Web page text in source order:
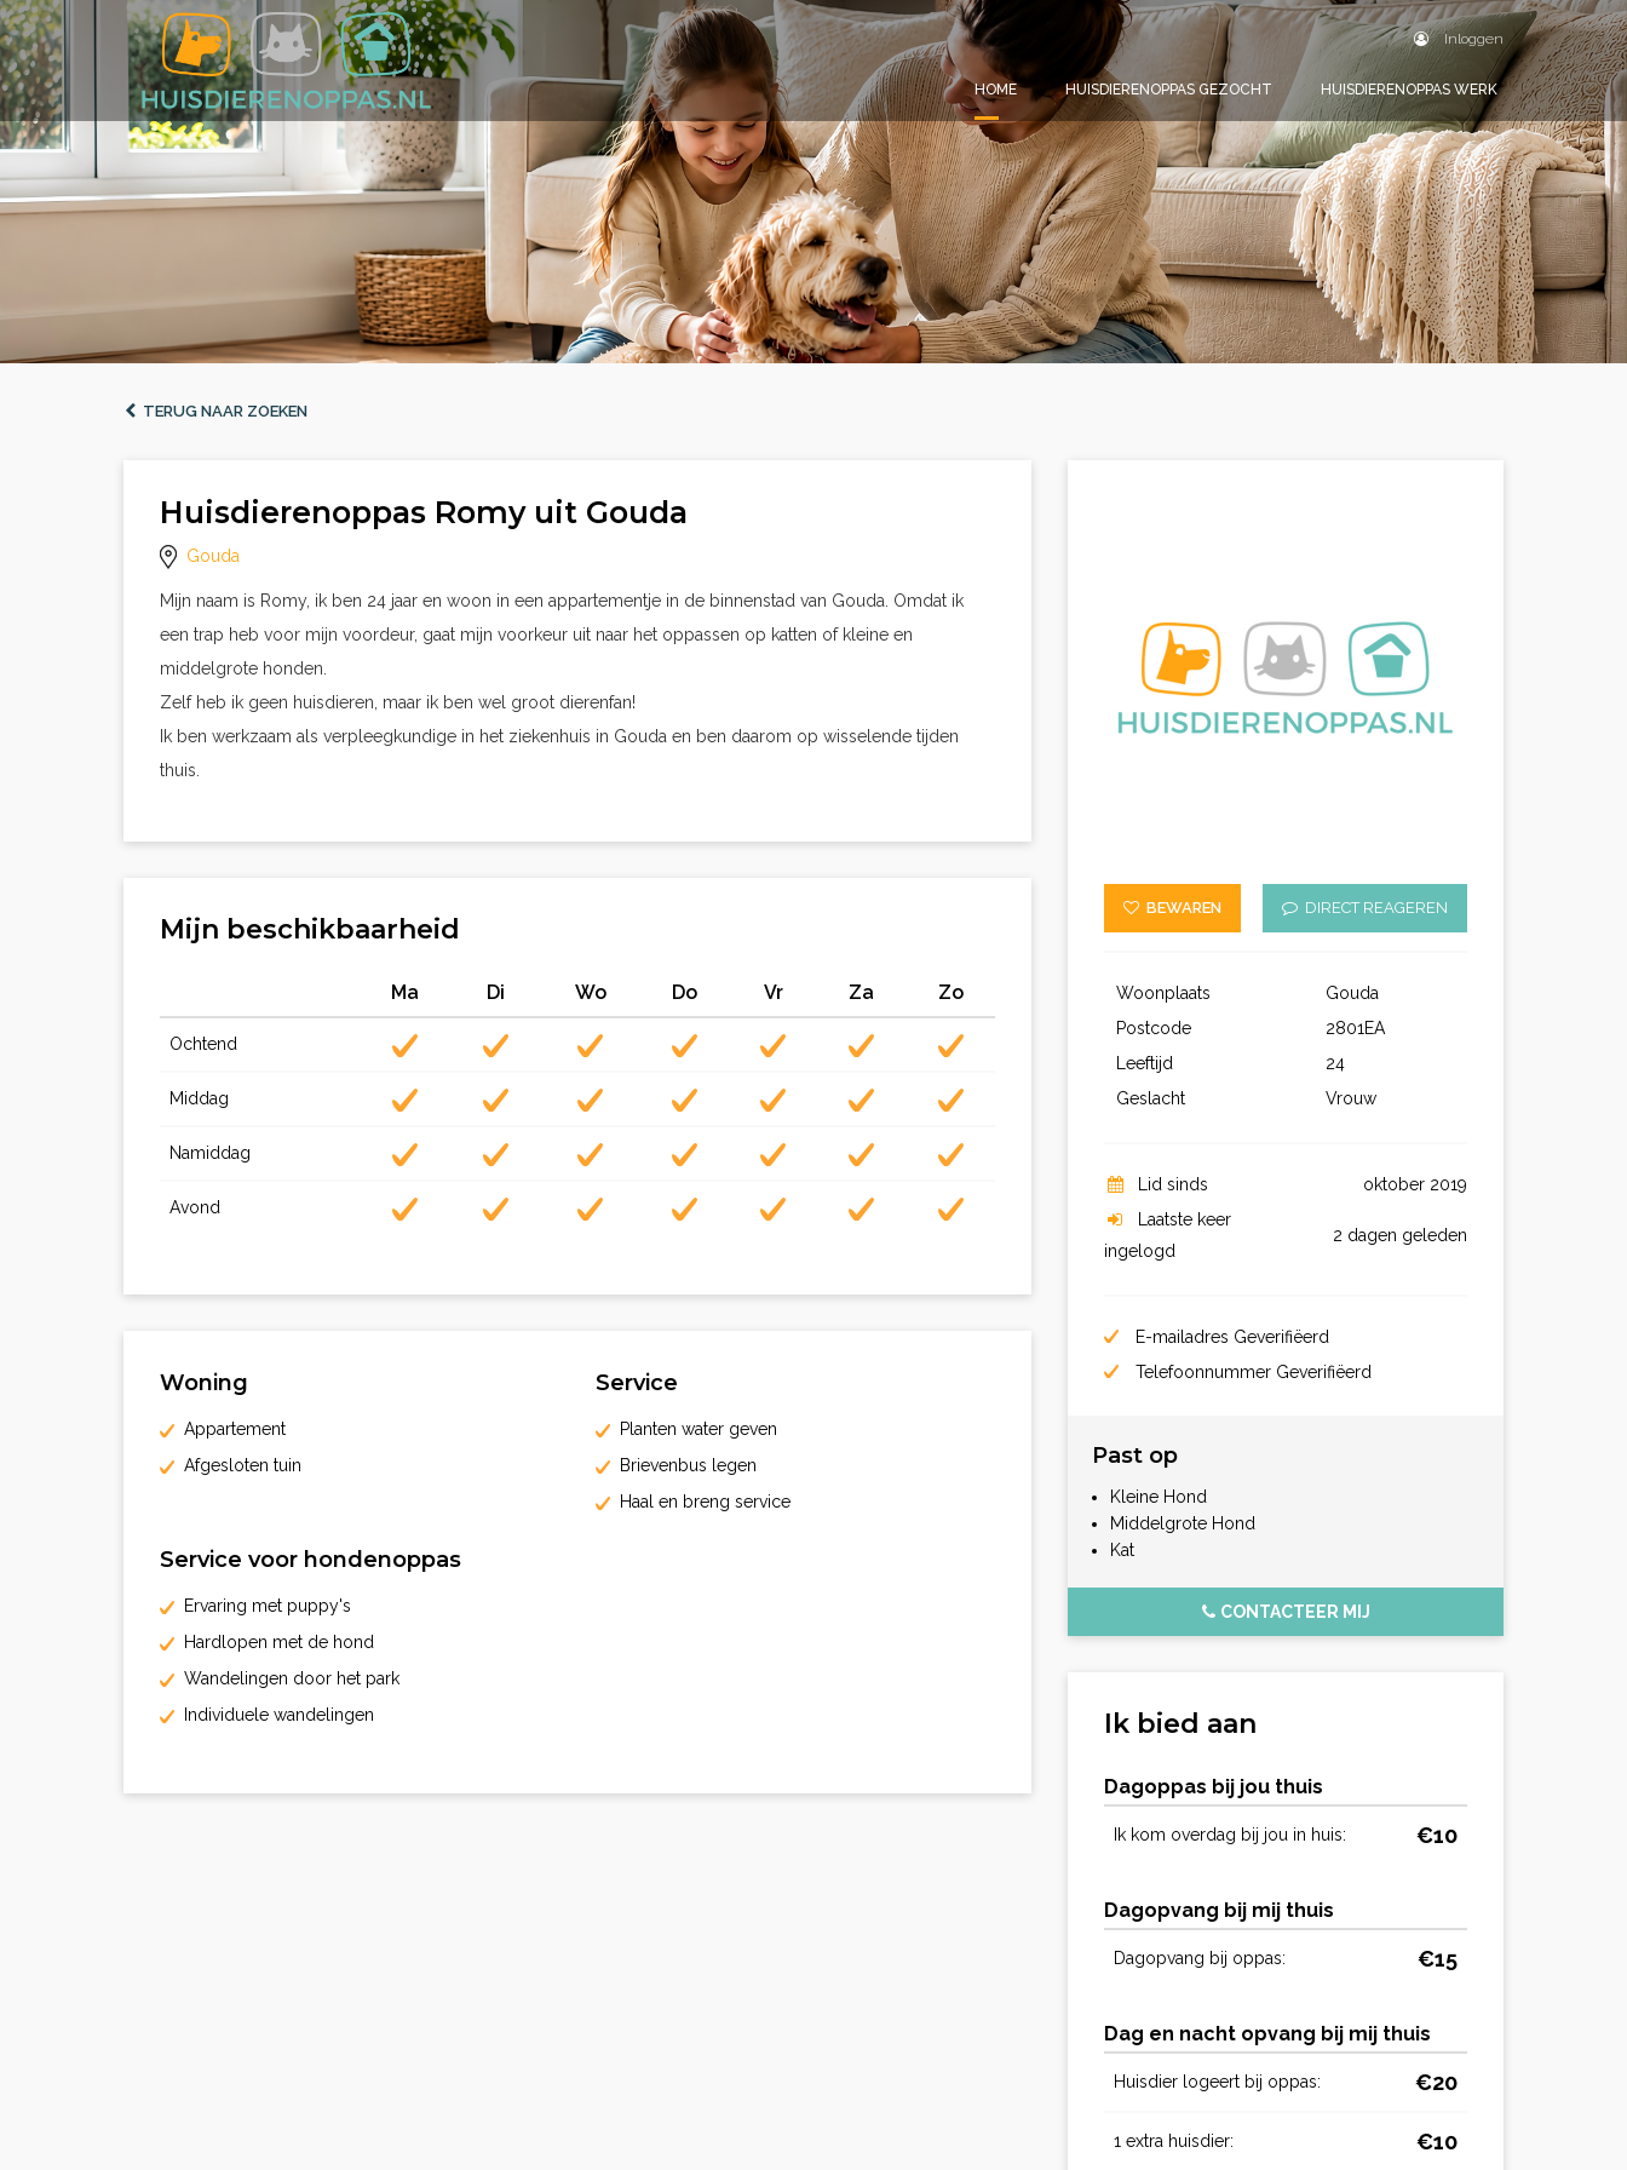
Inloggen
HOME HUISDIERENOPPAS GEZOCHT HUISDIERENOPPAS WERK
TERUG NAAR ZOEKEN
Huisdierenoppas Romy uit Gouda
Gouda
Mijn naam is Romy, ik ben 24 jaar en woon in een appartementje in de binnenstad van Gouda. Omdat ik
een trap heb voor mijn voordeur, gaat mijn voorkeur uit naar het oppassen op katten of kleine en
middelgrote honden.
Zelf heb ik geen huisdieren, maar ik ben wel groot dierenfan!
Ik ben werkzaam als verpleegkundige in het ziekenhuis in Gouda en ben daarom op wisselende tijden
thuis.
Mijn beschikbaarheid
Ma Di Wo Do Vr Za Zo
Ochtend
Middag
Namiddag
Avond
Woning
Appartement
Afgesloten tuin
Service
Planten water geven
Brievenbus legen
Haal en breng service
Service voor hondenoppas
Ervaring met puppy's
Hardlopen met de hond
Wandelingen door het park
Individuele wandelingen
BEWAREN DIRECT REAGEREN
Woonplaats
Gouda
Postcode
2801EA
Leeftijd
24
Geslacht
Vrouw
Lid sinds
oktober 2019
Laatste keer
ingelogd
2 dagen geleden
E-mailadres Geverifiëerd
Telefoonnummer Geverifiëerd
Past op
Kleine Hond
Middelgrote Hond
Kat
CONTACTEER MIJ
Ik bied aan
Dagoppas bij jou thuis
Ik kom overdag bij jou in huis: €10
Dagopvang bij mij thuis
Dagopvang bij oppas: €15
Dag en nacht opvang bij mij thuis
Huisdier logeert bij oppas: €20
1 extra huisdier: €10